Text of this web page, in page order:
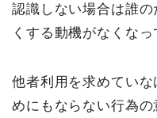
認識しない場合は誰
くする動機がなくなっ
他者利用を求めてい
めにもならない行為の